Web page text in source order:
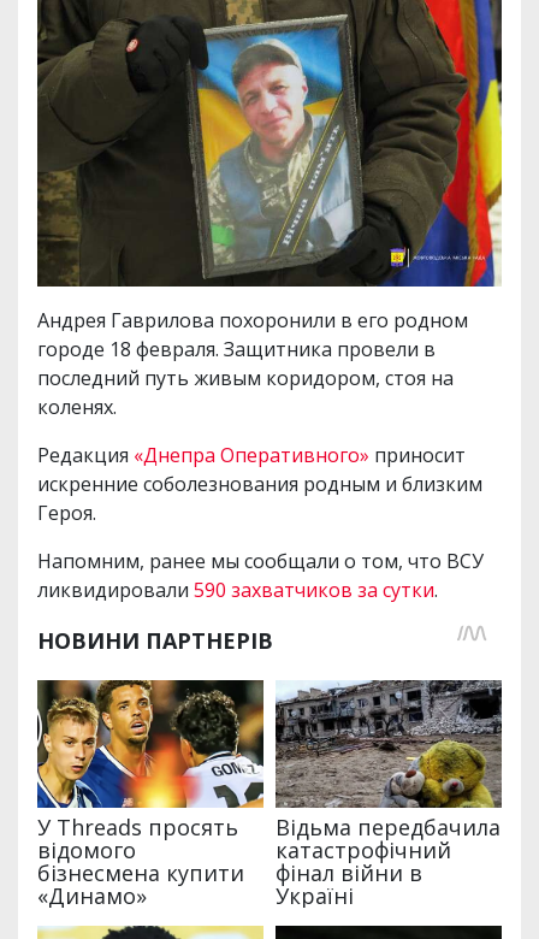
Андрея Гаврилова похоронили в его родном
городе 18 февраля. Защитника провели в
последний путь живым коридором, стоя на
коленях.
Редакция «Днепра Оперативного» приносит
искренние соболезнования родным и близким
Героя.
Напомним, ранее мы сообщали о том, что ВСУ
ликвидировали 590 захватчиков за сутки.